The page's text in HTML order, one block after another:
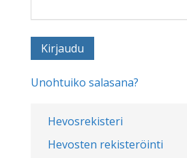
Hevosrekisteri
Hevosten rekisteröinti
Unohtuiko salasana?